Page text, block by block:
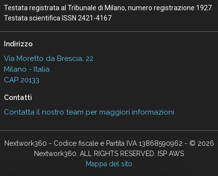
Testata registrata al Tribunale di Milano, numero registrazione 1927.
Testata scientifica ISSN 2421-4167
Indirizzo
Via Moretto da Brescia, 22
Milano - Italia
CAP 20133
Contatti
Contatta il nostro team per maggiori informazioni
Nextwork360 - Codice fiscale e Partita IVA 13868590962 - © 2026
Nextwork360. ALL RIGHTS RESERVED. ISP AWS
Mappa del sito